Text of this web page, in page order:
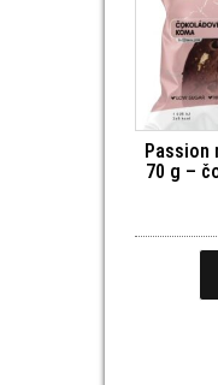
Passion
70 g –